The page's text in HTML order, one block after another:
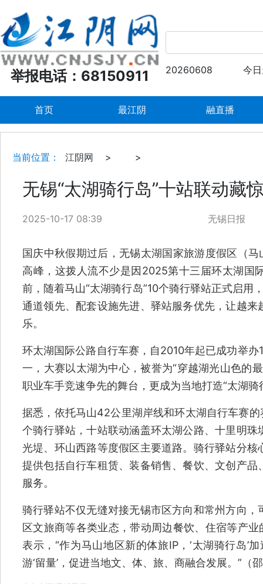
举报电话：68150911 20260608 今
首页 最江阴 融直播
当前位置： 江阴网 > >
无锡“太湖骑行岛”十站联动藏
2025-10-17 08:39 无锡日报
国庆中秋假期过后，无锡太湖国家旅游度假区（
高峰，这拨人流不少是因2025第十三届环太湖国
前，随着马山“太湖骑行岛”10个骑行驿站正式启用
通道领先、配套设施先进、驿站服务优先，让越
乐。
环太湖国际公路自行车赛，自2010年起已成功举
一，大赛以太湖为中心，被誉为“穿越湖光山色的
职业车手竞速争先的舞台，更成为当地打造“太湖骑
据悉，依托马山42公里湖岸线和环太湖自行车赛
个骑行驿站，十站联动涵盖环太湖公路、十里明
光堤、环山西路等度假区主要道路。骑行驿站分
提供包括自行车租赁、装备销售、餐饮、文创产
服务。
骑行驿站不仅无缝对接无锡市区方向和常州方向
区文旅商等各类业态，带动周边餐饮、住宿等产
表示，“作为马山地区新的体旅IP，‘太湖骑行岛’
游‘留量’，促进当地文、体、旅、商融合发展。”（